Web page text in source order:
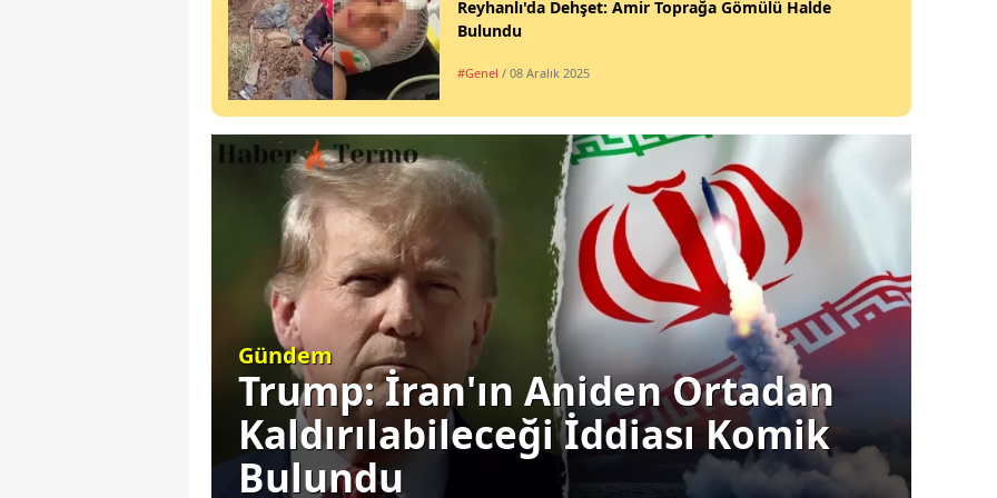
Reyhanlı'da Dehşet: Amir Toprağa Gömülü Halde
Bulundu
#Genel / 08 Aralık 2025
Siyaset
Başkan Erdoğan: Türkiye'nin
Gündemine Erken veya Ara
Seçim Yok